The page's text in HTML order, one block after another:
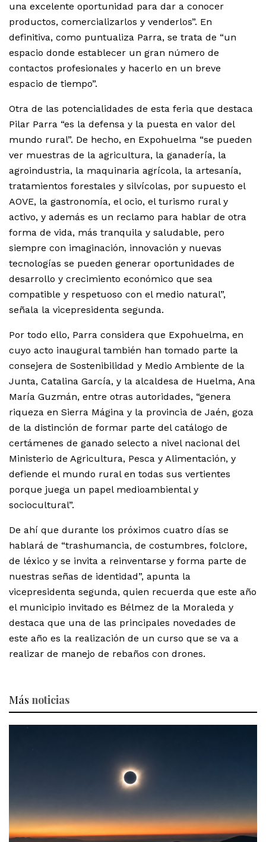
una excelente oportunidad para dar a conocer
productos, comercializarlos y venderlos”. En
definitiva, como puntualiza Parra, se trata de “un
espacio donde establecer un gran número de
contactos profesionales y hacerlo en un breve
espacio de tiempo”.
Otra de las potencialidades de esta feria que destaca
Pilar Parra “es la defensa y la puesta en valor del
mundo rural”. De hecho, en Expohuelma “se pueden
ver muestras de la agricultura, la ganadería, la
agroindustria, la maquinaria agrícola, la artesanía,
tratamientos forestales y silvícolas, por supuesto el
AOVE, la gastronomía, el ocio, el turismo rural y
activo, y además es un reclamo para hablar de otra
forma de vida, más tranquila y saludable, pero
siempre con imaginación, innovación y nuevas
tecnologías se pueden generar oportunidades de
desarrollo y crecimiento económico que sea
compatible y respetuoso con el medio natural”,
señala la vicepresidenta segunda.
Por todo ello, Parra considera que Expohuelma, en
cuyo acto inaugural también han tomado parte la
consejera de Sostenibilidad y Medio Ambiente de la
Junta, Catalina García, y la alcaldesa de Huelma, Ana
María Guzmán, entre otras autoridades, “genera
riqueza en Sierra Mágina y la provincia de Jaén, goza
de la distinción de formar parte del catálogo de
certámenes de ganado selecto a nivel nacional del
Ministerio de Agricultura, Pesca y Alimentación, y
defiende el mundo rural en todas sus vertientes
porque juega un papel medioambiental y
sociocultural”.
De ahí que durante los próximos cuatro días se
hablará de “trashumancia, de costumbres, folclore,
de léxico y se invita a reinventarse y forma parte de
nuestras señas de identidad”, apunta la
vicepresidenta segunda, quien recuerda que este año
el municipio invitado es Bélmez de la Moraleda y
destaca que una de las principales novedades de
este año es la realización de un curso que se va a
realizar de manejo de rebaños con drones.
Más noticias